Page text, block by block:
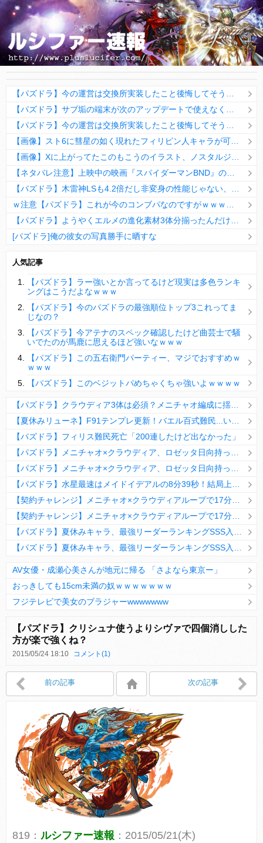
[パズドラ]俺の彼女の写真勝手に晒すな
【パズドラ】陣とか覚醒大小の方がええやろか？
ＤｅＮＡ山崎憲晴 左膝靭帯の手術を無事に終了
Powered by livedoor 相互RSS
人気記事
【パズドラ】ラー強いとか言ってるけど現実は多色ランキ
ングはこうだよなｗｗｗ
【パズドラ】今のパズドラの最強順位トップ3これってま
じなの？
【パズドラ】今アテナのスペック確認したけど曲芸士で騒
いでたのが馬鹿に思えるほど強いなｗｗｗ
【パズドラ】この五右衛門パーティー、マジでおすすめｗ
ｗｗｗ
【パズドラ】このベジットパめちゃくちゃ強いよｗｗｗｗ
【パズドラ】フィリス難民死亡「200連したけど出なかった」
Powered by livedoor 相互RSS
AV女優・成瀬心美さんが地元に帰る 「さよなら東京ー」
おっきしても15cm未満の奴ｗｗｗｗｗｗｗ
フジテレビで美女のブラジャーwwwwwww
【パズドラ】クリシュナ使うよりシヴァで四個消しした
方が楽で強くね？
2015/05/24 18:10 コメント(1)
前の記事 次の記事
819： ルシファー速報 ：2015/05/21(木)